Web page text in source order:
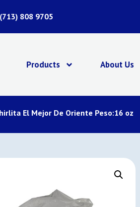
(713) 808 9705
Products About Us
El Mejor De Oriente Peso:16 oz